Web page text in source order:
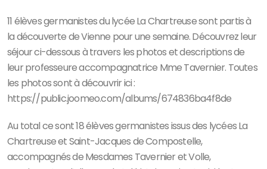
11 élèves germanistes du lycée La Chartreuse sont partis à
la découverte de Vienne pour une semaine. Découvrez leur
séjour ci-dessous à travers les photos et descriptions de
leur professeure accompagnatrice Mme Tavernier. Toutes
les photos sont à découvrir ici :
https://public.joomeo.com/albums/674836ba4f8de
Au total ce sont 18 élèves germanistes issus des lycées La
Chartreuse et Saint-Jacques de Compostelle,
accompagnés de Mesdames Tavernier et Volle,